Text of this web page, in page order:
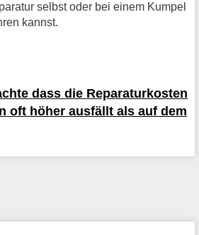
selbst oder bei einem Kumpel
kannst.
dass die Reparaturkosten
oft höher ausfällt als auf dem